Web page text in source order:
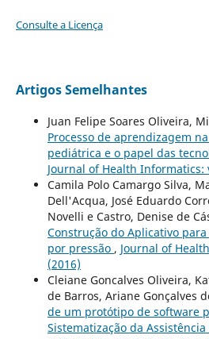
Consulte a Licença
Artigos Semelhantes
Juan Felipe Soares Oliveira,
Processo de aprendizagem
pediátrica e o papel das
Journal of Health Informatics:
Camila Polo Camargo Silva,
Dell'Acqua, José Eduardo
Novelli e Castro, Denise de
Construção do Aplicativo
por pressão , Journal of
(2016)
Cleiane Goncalves Oliveira,
de Barros, Ariane Gonçalves
de um protótipo de software
Sistematização da